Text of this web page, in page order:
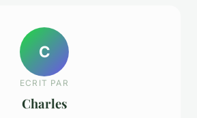
C
ECRIT PAR
Charles